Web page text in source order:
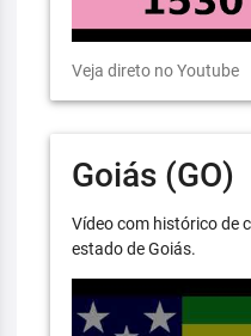
Veja direto no Youtube
Goiás (GO)
Vídeo com histórico de
estado de Goiás.